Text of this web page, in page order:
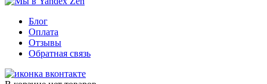
Блог
Оплата
Отзывы
Обратная связь